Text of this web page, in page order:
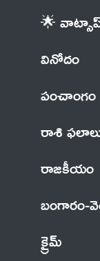
🌟
వినోదం
పంచాంగం
రాశి
రాజకీయం
బంగారం-
క్రైమ్